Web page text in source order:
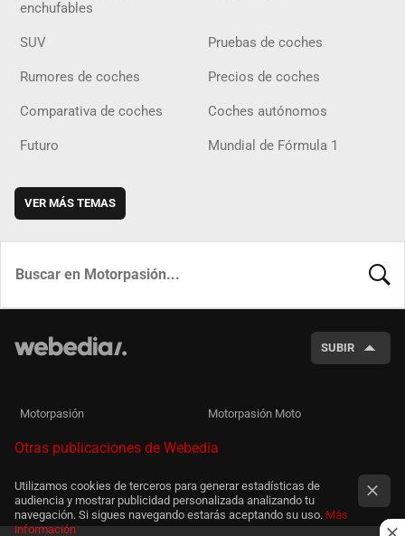
enchufables
SUV Pruebas de coches
Rumores de coches Precios de coches
Comparativa de coches Coches autónomos
Futuro Mundial de Fórmula 1
VER MÁS TEMAS
SUBIR
Motorpasión Motorpasión Moto
Otras publicaciones de Webedia
Utilizamos cookies de terceros para generar estadísticas de
audiencia y mostrar publicidad personalizada analizando tu
navegación. Si sigues navegando estarás aceptando su uso. Más
información